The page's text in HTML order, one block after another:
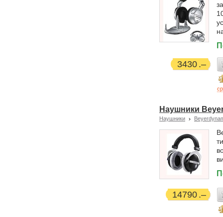
3430
Наушники
Наушники
14790